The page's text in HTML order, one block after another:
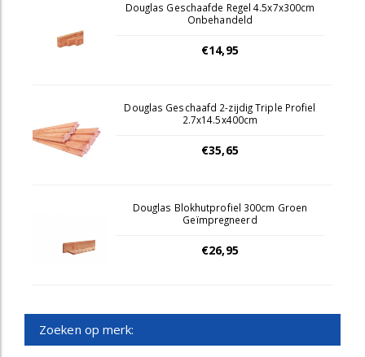
Douglas Geschaafde Regel 4.5x7x300cm
Onbehandeld
€14,95
Douglas Geschaafd 2-zijdig Triple Profiel
2.7x14.5x400cm
€35,65
Douglas Blokhutprofiel 300cm Groen
Geïmpregneerd
€26,95
Zoeken op merk: